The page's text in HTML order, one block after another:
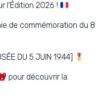
l’Édition 2026 !
de commémoration du 8
DU 5 JUIN 1944]
pour découvrir la